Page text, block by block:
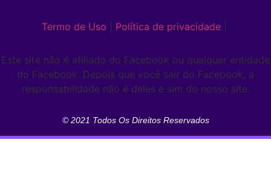
Termo de Uso Política de privacidade|
Este site não é afiliado do Facebook ou qualquer entidade
do Facebook. Depois que você sair do Facebook, a
responsabilidade não é deles e sim do nosso site.
© 2021 Todos Os Direitos Reservados